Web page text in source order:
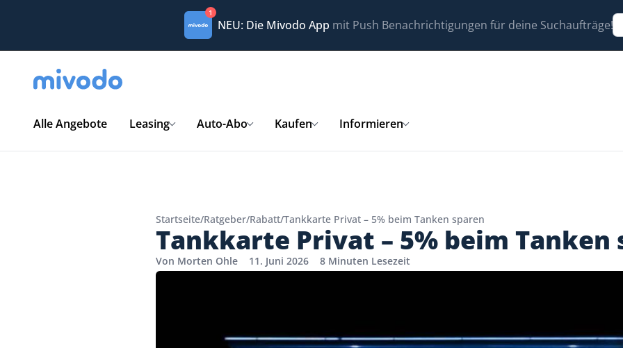
1
NEU: Die Mivodo App mit Push Benachrichtigungen für deine Suchaufträge!
Alle Angebote Leasing Auto-Abo Kaufen Informieren
Startseite/Ratgeber/Rabatt/Tankkarte Privat – 5% beim Tanken sparen
Tankkarte Privat – 5% beim Tanken
Von Morten Ohle 11. Juni 2026 8 Minuten Lesezeit